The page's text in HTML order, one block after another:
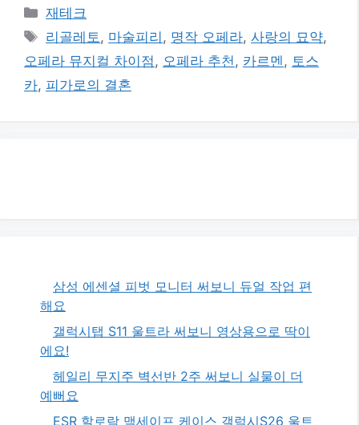
카
테
고
리
재테크
태
그
리골레토 , 마술피리 , 명작 오페라,사랑의 묘약,
오페라 뮤지컬 차이점 , 오페라 추천 , 카르멘 , 토스
카, 피가로의 결혼
삼성 에센셜 피벗 모니터 써보니 듀얼 작업 편
해요
갤럭시탭 S11 울트라 써보니 영상용으로 딱이
에요!
헤일리 무지주 벽선반 2주 써보니 실물이 더
예뻐요
ESR 할로락 맥세이프 케이스 갤럭시S26 울트